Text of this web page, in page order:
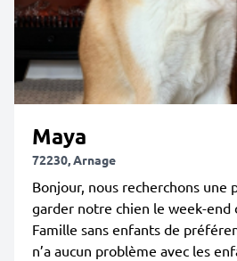
Maya
72230, Arnage
Bonjour, nous recherchons une
garder notre chien le week-end
Famille sans enfants de
n’a aucun problème avec les